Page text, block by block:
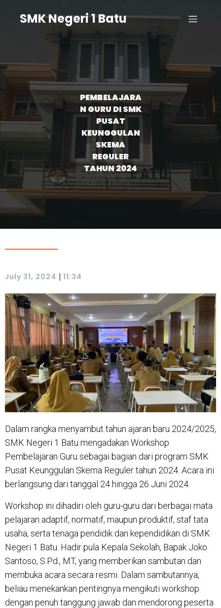
SMK Negeri 1 Batu
PEMBELAJARA
N GURU DI SMK
PUSAT
KEUNGGULAN
SKEMA
REGULER
TAHUN 2024
July 31, 2024 | 11:34
Dalam rangka menyambut tahun ajaran baru 2024/2025,
SMK Negeri 1 Batu mengadakan Workshop
Pembelajaran Guru sebagai bagian dari program SMK
Pusat Keunggulan Skema Reguler tahun 2024. Acara ini
berlangsung dari tanggal 24 hingga 26 Juni 2024.
Workshop ini dihadiri oleh guru-guru dari berbagai mata
pelajaran adaptif, normatif, maupun produktif, staf tata
usaha, serta tenaga pendidik dan kependidikan di SMK
Negeri 1 Batu. Hadir pula Kepala Sekolah, Bapak Joko
Santoso, S.Pd., MT, yang memberikan sambutan dan
membuka acara secara resmi. Dalam sambutannya,
beliau menekankan pentingnya mengikuti workshop
dengan penuh tanggung jawab dan mendorong peserta